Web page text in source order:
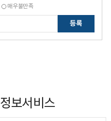
매우불만족
등록
보서비스